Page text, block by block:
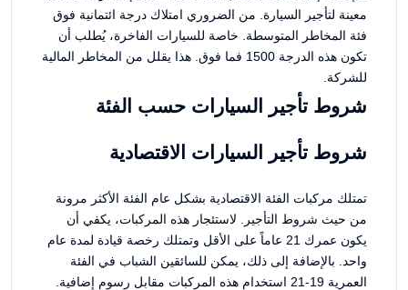
معينة لتأجير السيارة. من الضروري امتلاك درجة ائتمانية فوق
فئة المخاطر المتوسطة. خاصة للسيارات الفاخرة، يُطلب أن
تكون هذه الدرجة 1500 فما فوق. هذا يقلل من المخاطر المالية
للشركة.
شروط تأجير السيارات حسب الفئة
شروط تأجير السيارات الاقتصادية
تمتلك مركبات الفئة الاقتصادية بشكل عام الفئة الأكثر مرونة
من حيث شروط التأجير. لاستئجار هذه المركبات، يكفي أن
يكون عمرك 21 عاماً على الأقل وتمتلك رخصة قيادة لمدة عام
واحد. بالإضافة إلى ذلك، يمكن للسائقين الشباب في الفئة
العمرية 19-21 استخدام هذه المركبات مقابل رسوم إضافية.